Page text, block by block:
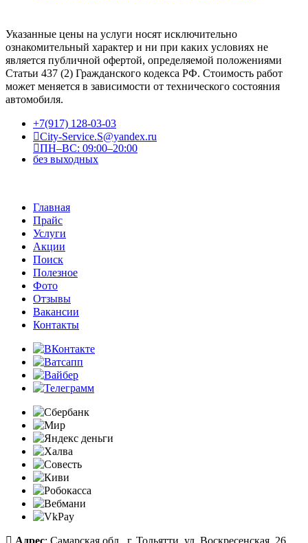
Указанные цены на услуги носят исключительно
ознакомительный характер и ни при каких условиях не
является публичной офертой, определяемой положениями
Статьи 437 (2) Гражданского кодекса РФ. Стоимость работ
может меняется в зависимости от технического состояния
автомобиля.
+7(917) 128-03-03
City-Service.S@yandex.ru
ПН–ВС: 09:00–20:00
без выходных
Главная
Прайс
Услуги
Акции
Поиск
Полезное
Фото
Отзывы
Вакансии
Контакты